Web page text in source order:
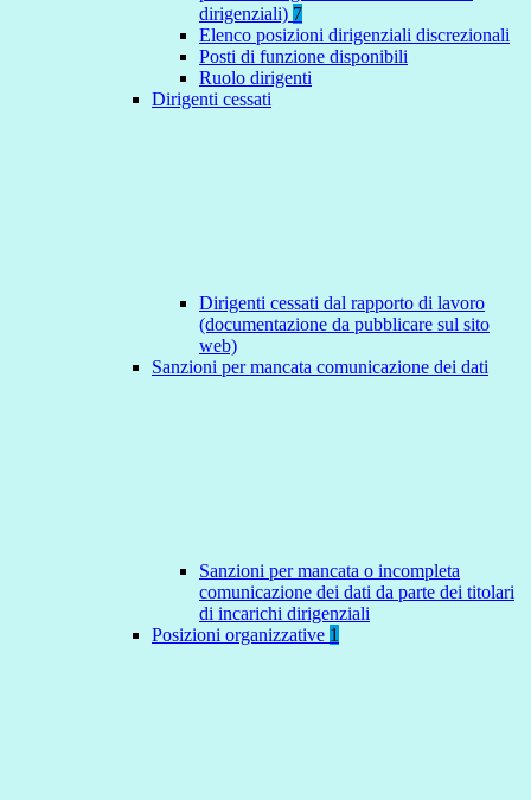
dirigenziali) 7
Elenco posizioni dirigenziali discrezionali
Posti di funzione disponibili
Ruolo dirigenti
Dirigenti cessati
Dirigenti cessati dal rapporto di lavoro
(documentazione da pubblicare sul sito
web)
Sanzioni per mancata comunicazione dei dati
Sanzioni per mancata o incompleta
comunicazione dei dati da parte dei titolari
di incarichi dirigenziali
Posizioni organizzative 1